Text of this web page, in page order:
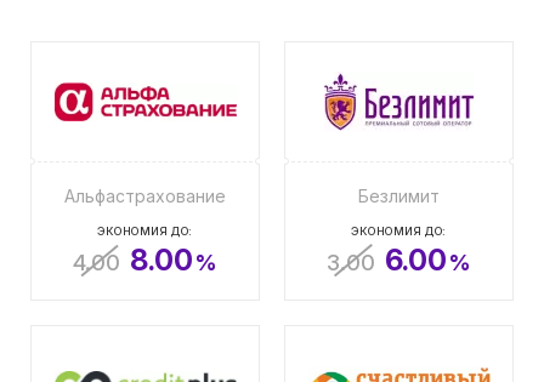
Альфастрахование
ЭКОНОМИЯ ДО:
4.00 8.00%
Безлимит
ЭКОНОМИЯ ДО:
3.00 6.00%